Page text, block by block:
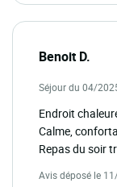
Benoit D.
Séjour du 04/
Endroit
Calme,
Repas du soir
Avis déposé le